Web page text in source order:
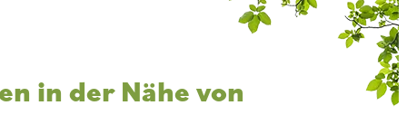
in der Nähe von